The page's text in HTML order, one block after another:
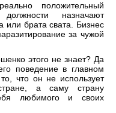
положительный
назначают
или брата свата. Бизнес
за чужой
этого не знает? Да
поведение в главном
что он не использует
а саму страну
любимого и своих